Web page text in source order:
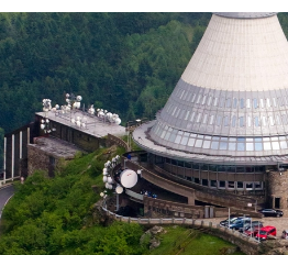
Moje
Přednášky a
Trasy
Létání a